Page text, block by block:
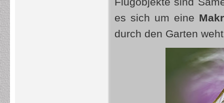
es sich um eine
durch den Garten